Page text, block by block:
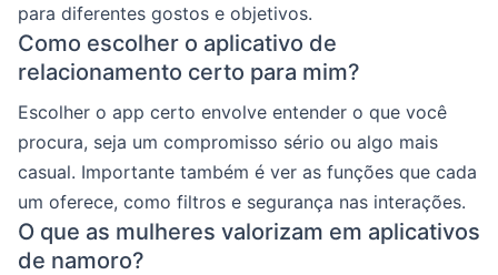
para diferentes gostos e objetivos.
Como escolher o aplicativo de
relacionamento certo para mim?
Escolher o app certo envolve entender o que você
procura, seja um compromisso sério ou algo mais
casual. Importante também é ver as funções que cada
um oferece, como filtros e segurança nas interações.
O que as mulheres valorizam em aplicativos
de namoro?